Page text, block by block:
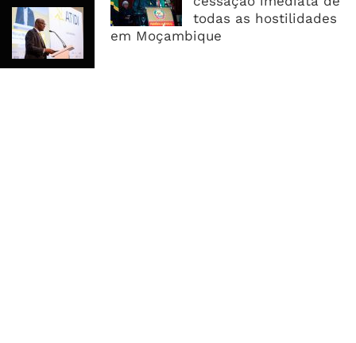
todas as hostilidades
em Moçambique
ATIDI Quer Duplicar Capital E Elevar
Garantias Para US$20 Mil Milhões